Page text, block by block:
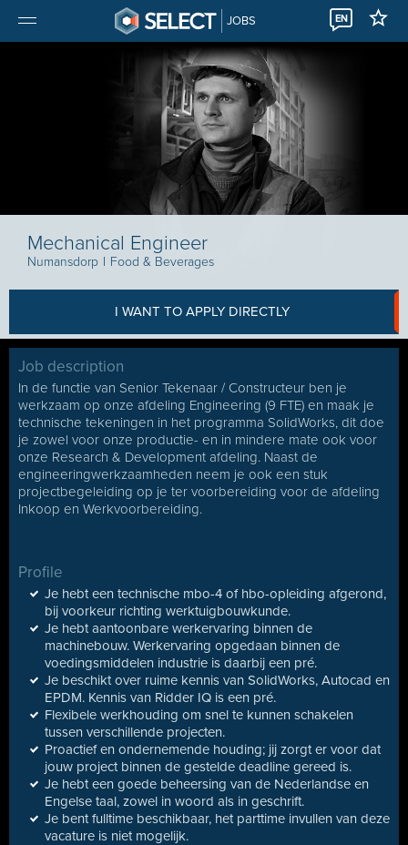
JOBS EN
Mechanical Engineer
Numansdorp I Food & Beverages
I WANT TO APPLY DIRECTLY
Job description
In de functie van Senior Tekenaar / Constructeur ben je
werkzaam op onze afdeling Engineering (9 FTE) en maak je
technische tekeningen in het programma SolidWorks, dit doe
je zowel voor onze productie- en in mindere mate ook voor
onze Research & Development afdeling. Naast de
engineeringwerkzaamheden neem je ook een stuk
projectbegeleiding op je ter voorbereiding voor de afdeling
Inkoop en Werkvoorbereiding.
Profile
Je hebt een technische mbo-4 of hbo-opleiding afgerond,
bij voorkeur richting werktuigbouwkunde.
Je hebt aantoonbare werkervaring binnen de
machinebouw. Werkervaring opgedaan binnen de
voedingsmiddelen industrie is daarbij een pré.
Je beschikt over ruime kennis van SolidWorks, Autocad en
EPDM. Kennis van Ridder IQ is een pré.
Flexibele werkhouding om snel te kunnen schakelen
tussen verschillende projecten.
Proactief en ondernemende houding; jij zorgt er voor dat
jouw project binnen de gestelde deadline gereed is.
Je hebt een goede beheersing van de Nederlandse en
Engelse taal, zowel in woord als in geschrift.
Je bent fulltime beschikbaar, het parttime invullen van deze
vacature is niet mogelijk.